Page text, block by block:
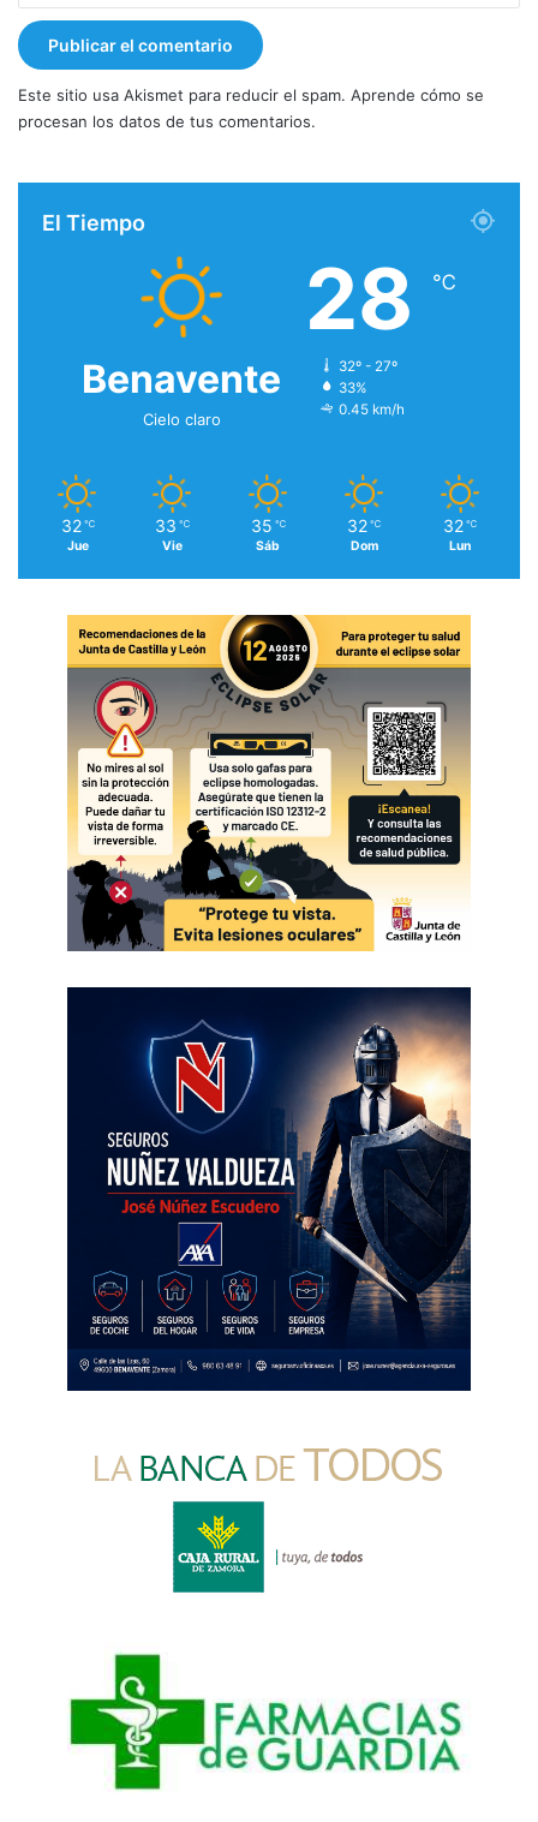
Este sitio usa Akismet para reducir el spam. Aprende cómo se
procesan los datos de tus comentarios.
El Tiempo
Benavente
Cielo claro
28 ℃
32º - 27º
33%
0.45 km/h
32 ℃
Jue
33 ℃
Vie
35 ℃
Sáb
32 ℃
Dom
32 ℃
Lun